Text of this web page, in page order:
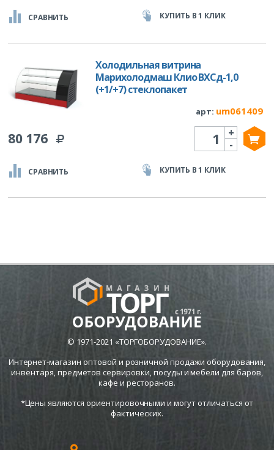
СРАВНИТЬ КУПИТЬ В 1 КЛИК
Холодильная витрина
Марихолодмаш Клио ВХСд-1,0
(+1/+7) стеклопакет
арт: um061409
80 176 Количество
-
+
СРАВНИТЬ КУПИТЬ В 1 КЛИК
© 1971-2021 «ТОРГОБОРУДОВАНИЕ».
Интернет-магазин оптовой и розничной продажи оборудования,
инвентаря, предметов сервировки, посуды и мебели для баров,
кафе и ресторанов.
*Цены являются ориентировочными и могут отличаться от
фактических.